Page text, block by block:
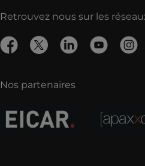
Retrouvez nous sur les
Nos partenaires